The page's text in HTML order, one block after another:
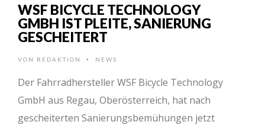
WSF BICYCLE TECHNOLOGY
GMBH IST PLEITE, SANIERUNG
GESCHEITERT
VON REDAKTION • NEWS
Der Fahrradhersteller WSF Bicycle Technology
GmbH aus Regau, Oberösterreich, hat nach
gescheiterten Sanierungsbemühungen jetzt